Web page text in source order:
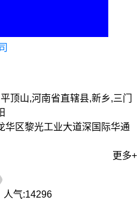
平顶山,河南省直辖县,新乡,三门
华区黎光工业大道深国际华通
更多+
人气:14296